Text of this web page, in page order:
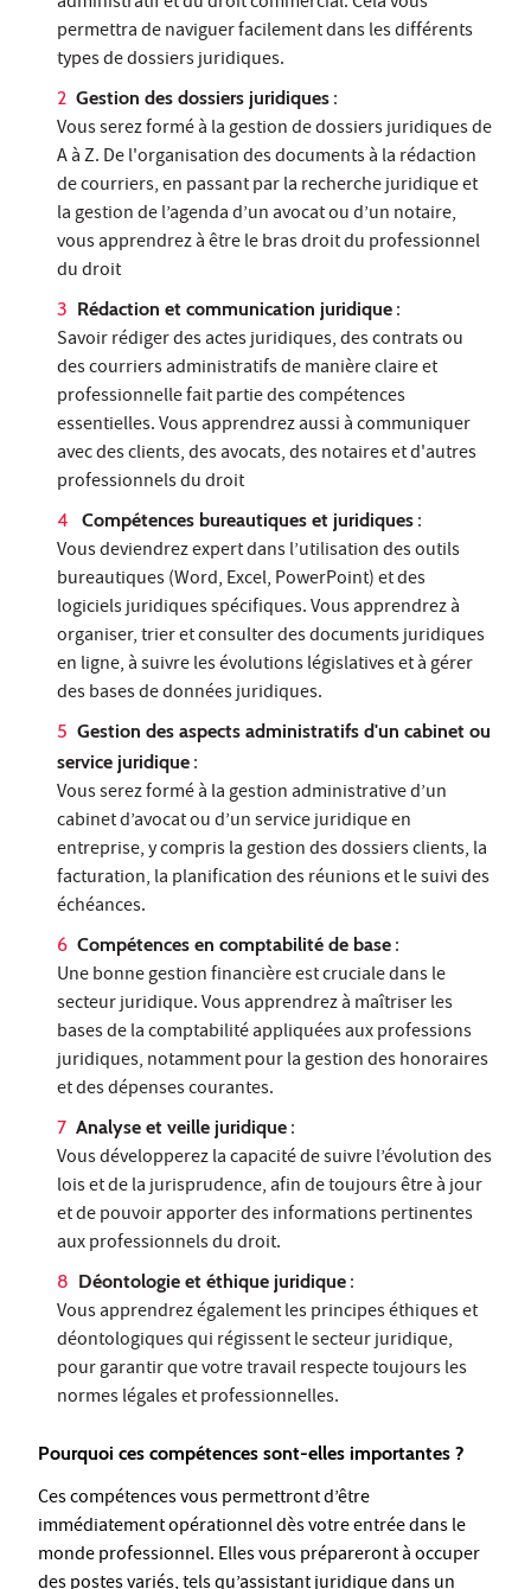
permettra de naviguer facilement dans les différents
types de dossiers juridiques.
Gestion des dossiers juridiques :
Vous serez formé à la gestion de dossiers juridiques de
A à Z. De l'organisation des documents à la rédaction
de courriers, en passant par la recherche juridique et
la gestion de l’agenda d’un avocat ou d’un notaire,
vous apprendrez à être le bras droit du professionnel
du droit
Rédaction et communication juridique :
Savoir rédiger des actes juridiques, des contrats ou
des courriers administratifs de manière claire et
professionnelle fait partie des compétences
essentielles. Vous apprendrez aussi à communiquer
avec des clients, des avocats, des notaires et d'autres
professionnels du droit
Compétences bureautiques et juridiques :
Vous deviendrez expert dans l’utilisation des outils
bureautiques (Word, Excel, PowerPoint) et des
logiciels juridiques spécifiques. Vous apprendrez à
organiser, trier et consulter des documents juridiques
en ligne, à suivre les évolutions législatives et à gérer
des bases de données juridiques.
Gestion des aspects administratifs d'un cabinet ou
service juridique :
Vous serez formé à la gestion administrative d’un
cabinet d’avocat ou d’un service juridique en
entreprise, y compris la gestion des dossiers clients, la
facturation, la planification des réunions et le suivi des
échéances.
Compétences en comptabilité de base :
Une bonne gestion financière est cruciale dans le
secteur juridique. Vous apprendrez à maîtriser les
bases de la comptabilité appliquées aux professions
juridiques, notamment pour la gestion des honoraires
et des dépenses courantes.
Analyse et veille juridique :
Vous développerez la capacité de suivre l’évolution des
lois et de la jurisprudence, afin de toujours être à jour
et de pouvoir apporter des informations pertinentes
aux professionnels du droit.
Déontologie et éthique juridique :
Vous apprendrez également les principes éthiques et
déontologiques qui régissent le secteur juridique,
pour garantir que votre travail respecte toujours les
normes légales et professionnelles.
Pourquoi ces compétences sont-elles importantes ?
Ces compétences vous permettront d’être
immédiatement opérationnel dès votre entrée dans le
monde professionnel. Elles vous prépareront à occuper